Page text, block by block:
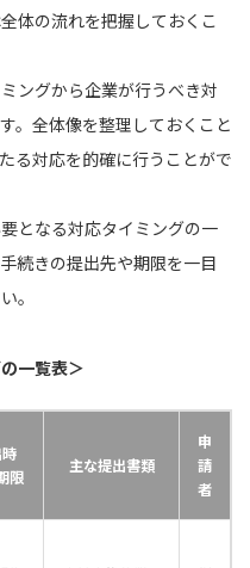
体の流れを把握しておくこ
ングから企業が行うべき対
。全体像を整理しておくこと
る対応を的確に行うことがで
となる対応タイミングの一
続きの提出先や期限を一目
。
一覧表＞
限
主な提出書類
申
請
者